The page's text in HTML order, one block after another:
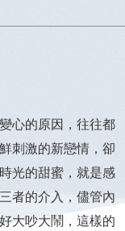
心的原因，往往都
刺激的新戀情，卻
光的甜蜜，就是感
者的介入，儘管內
大吵大鬧，這樣的